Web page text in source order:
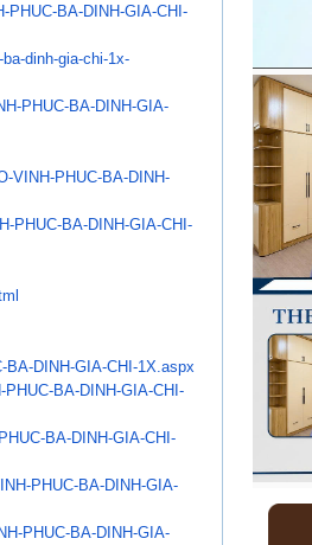
PHUC-BA-DINH-GIA-CHI-
dinh-gia-chi-1x-
PHUC-BA-DINH-GIA-
VINH-PHUC-BA-DINH-
PHUC-BA-DINH-GIA-CHI-
BA-DINH-GIA-CHI-1X. aspx
PHUC-BA-DINH-GIA-CHI-
BA-DINH-GIA-CHI-
PHUC-BA-DINH-GIA-
PHUC-BA-DINH-GIA-